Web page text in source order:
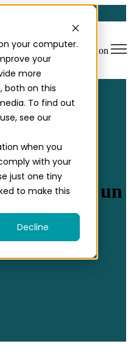
your computer.
your
more
both on this
To find out
see our
when you
with your
just one tiny
to make this
Decline
Open main navigation
matière, un
industriel